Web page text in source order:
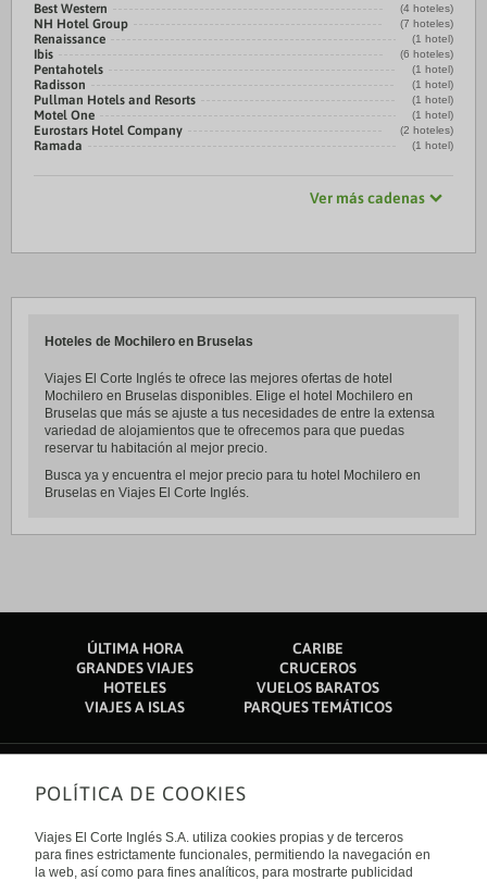
Best Western (4 hoteles)
NH Hotel Group (7 hoteles)
Renaissance (1 hotel)
Ibis (6 hoteles)
Pentahotels (1 hotel)
Radisson (1 hotel)
Pullman Hotels and Resorts (1 hotel)
Motel One (1 hotel)
Eurostars Hotel Company (2 hoteles)
Ramada (1 hotel)
Ver más cadenas
Hoteles de Mochilero en Bruselas
Viajes El Corte Inglés te ofrece las mejores ofertas de hotel
Mochilero en Bruselas disponibles. Elige el hotel Mochilero en
Bruselas que más se ajuste a tus necesidades de entre la extensa
variedad de alojamientos que te ofrecemos para que puedas
reservar tu habitación al mejor precio.
Busca ya y encuentra el mejor precio para tu hotel Mochilero en
Bruselas en Viajes El Corte Inglés.
ÚLTIMA HORA
CARIBE
GRANDES VIAJES
CRUCEROS
HOTELES
VUELOS BARATOS
VIAJES A ISLAS
PARQUES TEMÁTICOS
Sobre nosotros
Quiénes somos
Financiación
Sostenibilidad
Enlaces de interés
POLÍTICA DE COOKIES
Viajes El Corte Inglés S.A. utiliza cookies propias y de terceros
para fines estrictamente funcionales, permitiendo la navegación en
la web, así como para fines analíticos, para mostrarte publicidad